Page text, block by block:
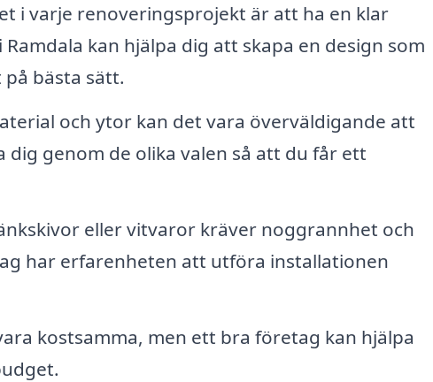
i varje renoveringsprojekt är att ha en klar
kan hjälpa dig att skapa en design som
bästa sätt.
och ytor kan det vara överväldigande att
genom de olika valen så att du får ett
eller vitvaror kräver noggrannhet och
har erfarenheten att utföra installationen
kostsamma, men ett bra företag kan hjälpa